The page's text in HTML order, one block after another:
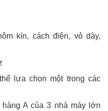
kín, cách điện, vỏ dày,
lựa chọn một trong các
A của 3 nhà máy lớn